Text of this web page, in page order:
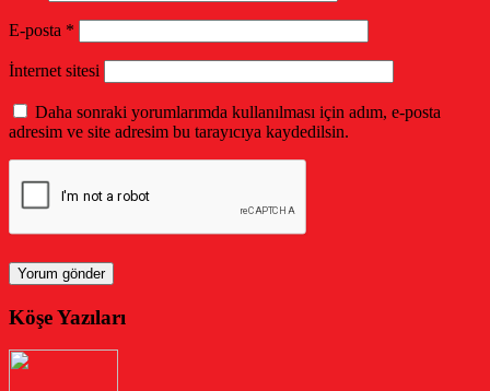
E-posta *
İnternet sitesi
Daha sonraki yorumlarımda kullanılması için adım, e-posta
adresim ve site adresim bu tarayıcıya kaydedilsin.
Köşe Yazıları